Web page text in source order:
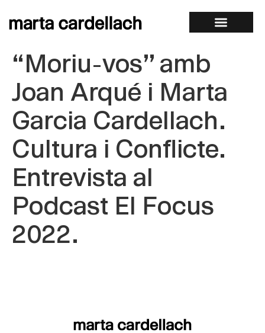
“Moriu-vos” amb
Joan Arqué i Marta
Garcia Cardellach.
Cultura i Conflicte.
Entrevista al
Podcast El Focus
2022.